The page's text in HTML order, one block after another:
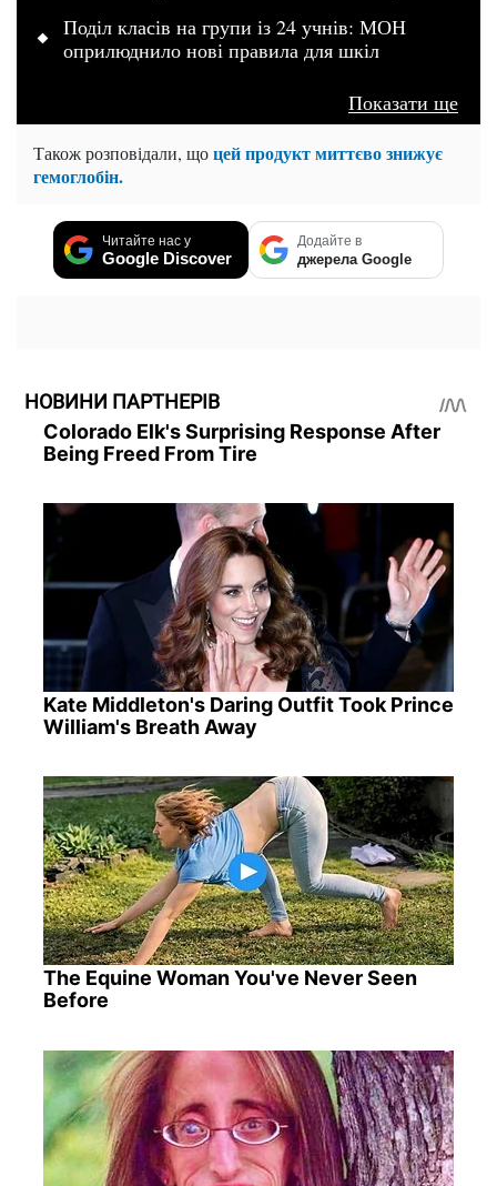
Поділ класів на групи із 24 учнів: МОН
оприлюднило нові правила для шкіл
Показати ще
Також розповідали, щоцей продукт миттєво знижує
гемоглобін.
Читайте нас у
Google Discover
Додайте в
джерела Google
НОВИНИ ПАРТНЕРІВ
Colorado Elk's Surprising Response After
Being Freed From Tire
Kate Middleton's Daring Outfit Took Prince
William's Breath Away
The Equine Woman You've Never Seen
Before